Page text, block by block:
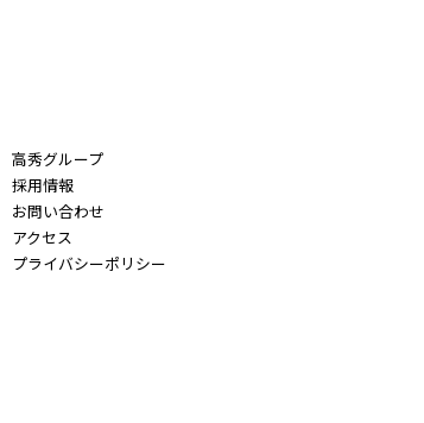
高秀グループ
採用情報
お問い合わせ
アクセス
プライバシーポリシー